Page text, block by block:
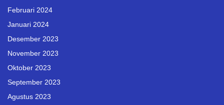
Februari 2024
Januari 2024
Desember 2023
November 2023
Oktober 2023
September 2023
Agustus 2023